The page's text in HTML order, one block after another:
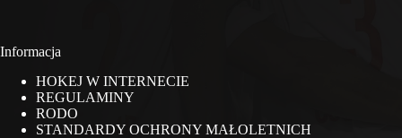
Informacja
HOKEJ W INTERNECIE
REGULAMINY
RODO
STANDARDY OCHRONY MAŁOLETNICH